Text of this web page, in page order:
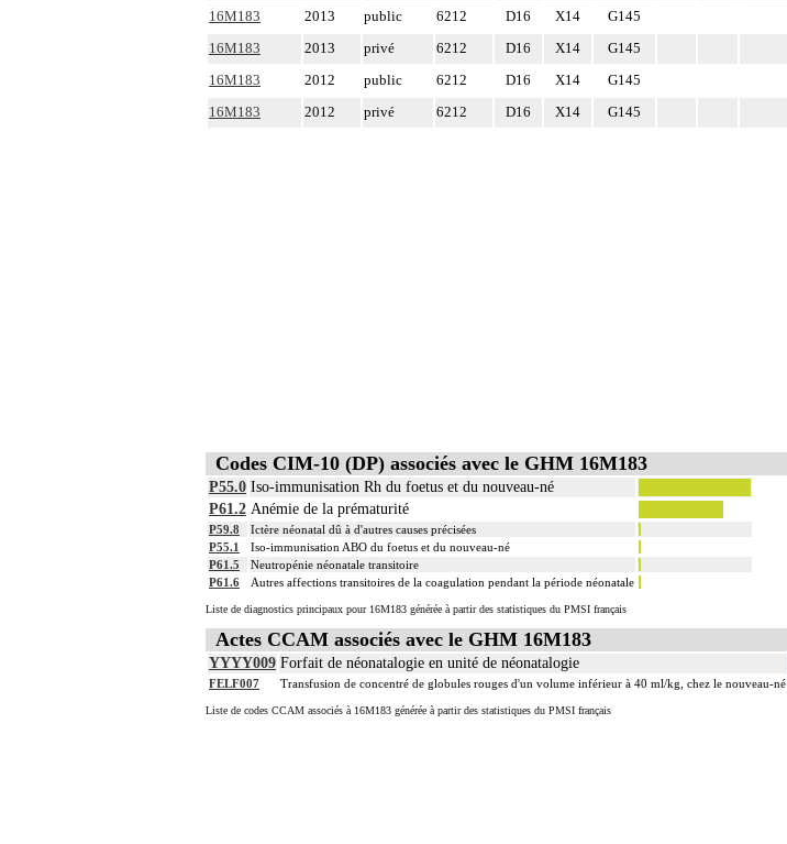
16M183
2013 public 6212 D16 X14 G145
16M183
2013 privé 6212 D16 X14 G145
16M183
2012 public 6212 D16 X14 G145
16M183
2012 privé 6212 D16 X14 G145
Codes CIM-10 (DP) associés avec le GHM 16M183
P55.0 Iso-immunisation Rh du foetus et du nouveau-né
P61.2 Anémie de la prématurité
P59.8
Ictère néonatal dû à d'autres causes précisées
P55.1
Iso-immunisation ABO du foetus et du nouveau-né
P61.5
Neutropénie néonatale transitoire
P61.6
Autres affections transitoires de la coagulation pendant la période néonatale
Liste de diagnostics principaux pour 16M183 générée à partir des statistiques du PMSI français
Actes CCAM associés avec le GHM 16M183
YYYY009 Forfait de néonatalogie en unité de néonatalogie
FELF007 Transfusion de concentré de globules rouges d'un volume inférieur à 40 ml/kg, chez le nouveau-né
Liste de codes CCAM associés à 16M183 générée à partir des statistiques du PMSI français